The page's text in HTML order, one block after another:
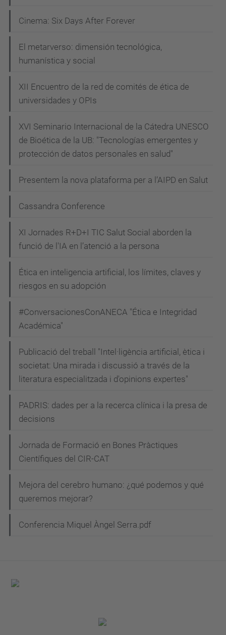
Cinema: Six Days After Forever
El metarverso: dimensión tecnológica,
humanística y social
XII Encuentro de la red de comités de ética de
universidades y OPIs
XVI Seminario Internacional de la Cátedra UNESCO
de Bioética de la UB: "Tecnologías emergentes y
protección de datos personales en salud"
Presentem la nova plataforma per a l’AIPD en Salut
Cassandra Conference
XI Jornades R+D+I TIC Salut Social aborden la
funció de l'IA en l’atenció a la persona
Ética en inteligencia artificial, los límites, claves y
riesgos en su adopción
#ConversacionesConANECA "Ética e Integridad
Académica"
Publicació del treball "Intel·ligència artificial, ètica i
societat: Una mirada i discussió a través de la
literatura especialitzada i d'opinions expertes"
PADRIS: dades per a la recerca clínica i la presa de
decisions
Jornada de Formació en Bones Pràctiques
Científiques del CIR-CAT
Mejora del cerebro humano: ¿qué podemos y qué
queremos mejorar?
Conferencia Miquel Àngel Serra.pdf